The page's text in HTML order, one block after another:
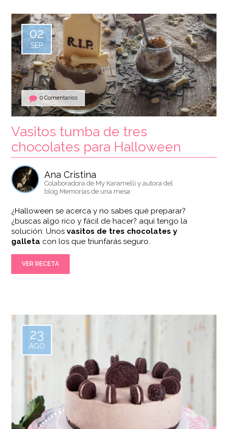
0 Comentarios
02
SEP
Vasitos tumba de tres
chocolates para Halloween
Ana Cristina
Colaboradora de My Karamelli y autora del
blog Memorias de una mesa
¿Halloween se acerca y no sabes qué preparar?
¿buscas algo rico y fácil de hacer? aquí tengo la
solución: Unosvasitos de tres chocolates y
galleta con los que triunfarás seguro.
VER RECETA
23
AGO